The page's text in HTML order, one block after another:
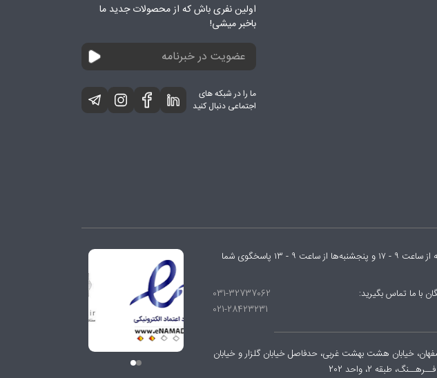
اولین نفری باش که از محصولات جدید ما
باخبر میشی!
ما را در شبکه های
اجتماعی دنبال کنید
شنبه تا چهارشنبه از ساعت ۹ - ۱۷ و پنجشنبه‌ها از ساعت ۹ - ۱۳ پاسخگوی شما
با ما تماس بگیرید:
031-32737062
021-28423231
خیابان هشت بهشت غربی، حدفاصل خیابان گلزار و خیابان
طبقه 2، واحد 202